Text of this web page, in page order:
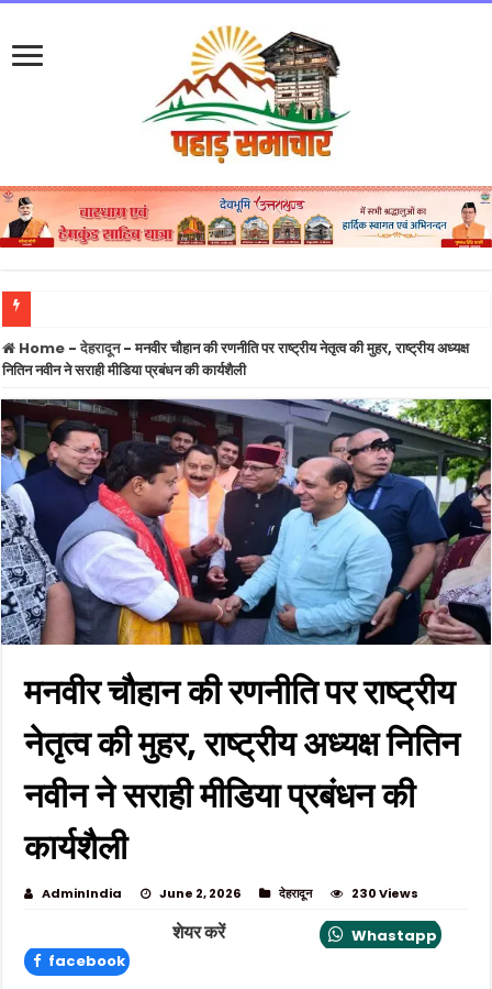
नंदा की चौकी पुल मामला: PWD के तीन इंजीनियर सस्पेंड, बड़ा सवाल निर्माण एजेंसी पर कार्रवाई
Home - देहरादून- मनवीर चौहान की रणनीति पर राष्ट्रीय नेतृत्व की मुहर, राष्ट्रीय अध्यक्ष
नितिन नवीन ने सराही मीडिया प्रबंधन की कार्यशैली
मनवीर चौहान की रणनीति पर राष्ट्रीय
नेतृत्व की मुहर, राष्ट्रीय अध्यक्ष नितिन
नवीन ने सराही मीडिया प्रबंधन की
कार्यशैली
AdminIndia June 2, 2026 देहरादून 230 Views
शेयर करें
Whastapp
facebook